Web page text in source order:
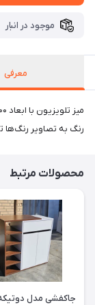
موجود در انبار
معرفی
رنگ به تصاویر رنگ‌ها
محصولات مرتبط
جاکفشی مدل